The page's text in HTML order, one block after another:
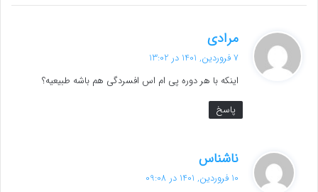
مرادی
ت
:
7 فروردین, 1401 در 13:02
اینکه با هر دوره پی ام اس افسردگی هم باشه طبیعیه؟
پاسخ
ناشناس
10 فروردین, 1401 در 09:08